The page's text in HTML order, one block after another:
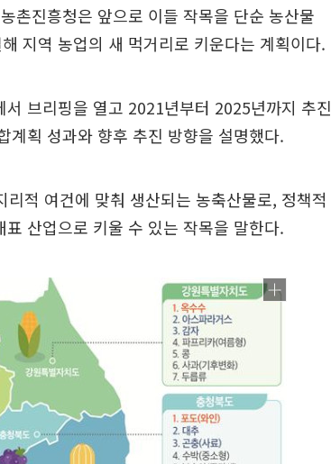
촌진흥청은 앞으로 이들 작목을 단순 농산물
지역 농업의 새 먹거리로 키운다는 계획이다.
브리핑을 열고 2021년부터 2025년까지 추진
계획 성과와 향후 추진 방향을 설명했다.
적 여건에 맞춰 생산되는 농축산물로, 정책적
표 산업으로 키울 수 있는 작목을 말한다.